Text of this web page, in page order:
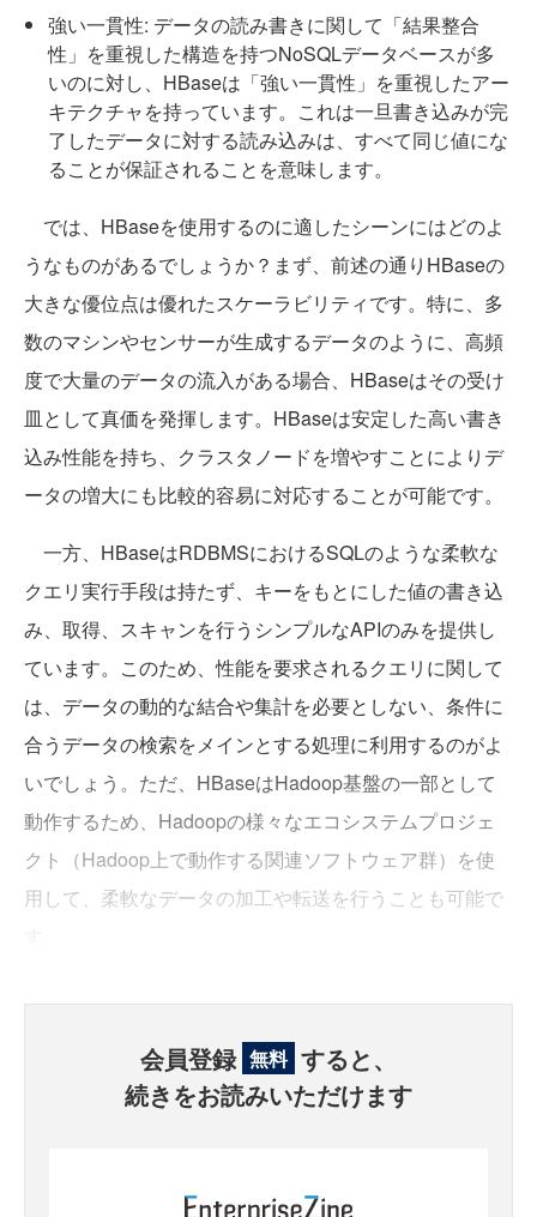
強い一貫性: データの読み書きに関して「結果整合
性」を重視した構造を持つNoSQLデータベースが多
いのに対し、HBaseは「強い一貫性」を重視したアー
キテクチャを持っています。これは一旦書き込みが完
了したデータに対する読み込みは、すべて同じ値にな
ることが保証されることを意味します。
では、HBaseを使用するのに適したシーンにはどのよ
うなものがあるでしょうか？まず、前述の通りHBaseの
大きな優位点は優れたスケーラビリティです。特に、多
数のマシンやセンサーが生成するデータのように、高頻
度で大量のデータの流入がある場合、HBaseはその受け
皿として真価を発揮します。HBaseは安定した高い書き
込み性能を持ち、クラスタノードを増やすことによりデ
ータの増大にも比較的容易に対応することが可能です。
一方、HBaseはRDBMSにおけるSQLのような柔軟な
クエリ実行手段は持たず、キーをもとにした値の書き込
み、取得、スキャンを行うシンプルなAPIのみを提供し
ています。このため、性能を要求されるクエリに関して
は、データの動的な結合や集計を必要としない、条件に
合うデータの検索をメインとする処理に利用するのがよ
いでしょう。ただ、HBaseはHadoop基盤の一部として
動作するため、Hadoopの様々なエコシステムプロジェ
クト（Hadoop上で動作する関連ソフトウェア群）を使
用して、柔軟なデータの加工や転送を行うことも可能で
会員登録 無料 すると、
続きをお読みいただけます